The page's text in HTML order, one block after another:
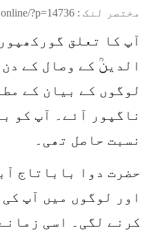
مختصر لنک : ?p=14736
آپ کا تعلق
الدینؒ کے وصال کے
لوگوں کے بیان کے
ناگپور آئے۔ آپ کو
نسبت حاصل تھی۔
حضرت دوا باباتاج
اور لوگوں میں آپ
کرنے لگی۔ اسی